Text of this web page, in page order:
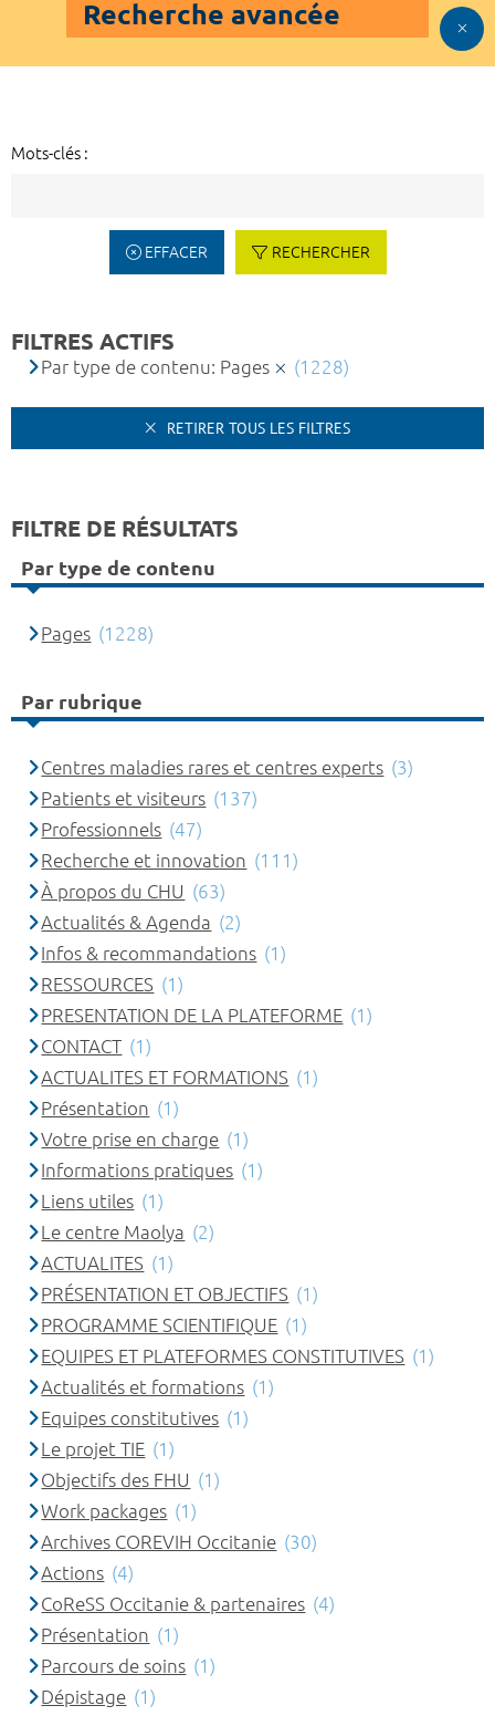
Recherche avancée
Mots-clés :
EFFACER RECHERCHER
FILTRES ACTIFS
Par type de contenu: Pages (1228)
RETIRER TOUS LES FILTRES
FILTRE DE RÉSULTATS
Par type de contenu
Pages (1228)
Par rubrique
Centres maladies rares et centres experts (3)
Patients et visiteurs (137)
Professionnels (47)
Recherche et innovation (111)
À propos du CHU (63)
Actualités & Agenda (2)
Infos & recommandations (1)
RESSOURCES (1)
PRESENTATION DE LA PLATEFORME (1)
CONTACT (1)
ACTUALITES ET FORMATIONS (1)
Présentation (1)
Votre prise en charge (1)
Informations pratiques (1)
Liens utiles (1)
Le centre Maolya (2)
ACTUALITES (1)
PRÉSENTATION ET OBJECTIFS (1)
PROGRAMME SCIENTIFIQUE (1)
EQUIPES ET PLATEFORMES CONSTITUTIVES (1)
Actualités et formations (1)
Equipes constitutives (1)
Le projet TIE (1)
Objectifs des FHU (1)
Work packages (1)
Archives COREVIH Occitanie (30)
Actions (4)
CoReSS Occitanie & partenaires (4)
Présentation (1)
Parcours de soins (1)
Dépistage (1)